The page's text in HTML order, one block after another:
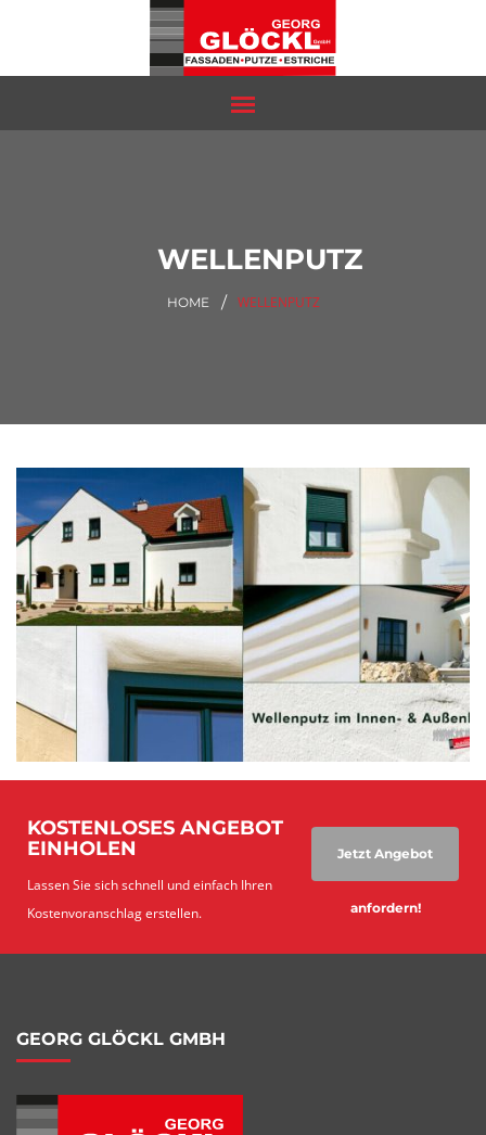
WELLENPUTZ
HOME WELLENPUTZ
KOSTENLOSES ANGEBOT
EINHOLEN
Lassen Sie sich schnell und einfach Ihren
Kostenvoranschlag erstellen.
Jetzt Angebot
anfordern!
GEORG GLÖCKL GMBH